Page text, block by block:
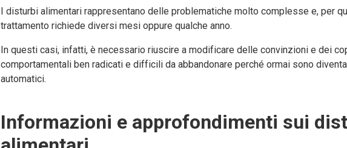
I disturbi alimentari rappresentano delle problematiche molto complesse e, per
trattamento richiede diversi mesi oppure qualche anno.
In questi casi, infatti, è necessario riuscire a modificare delle convinzioni e dei
comportamentali ben radicati e difficili da abbandonare perché ormai sono
automatici.
Informazioni e approfondimenti sui